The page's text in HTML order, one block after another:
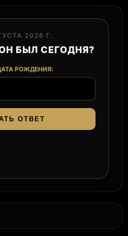
2026 Г.
БЫЛ СЕГОДНЯ?
РОЖДЕНИЯ:
ОТВЕТ